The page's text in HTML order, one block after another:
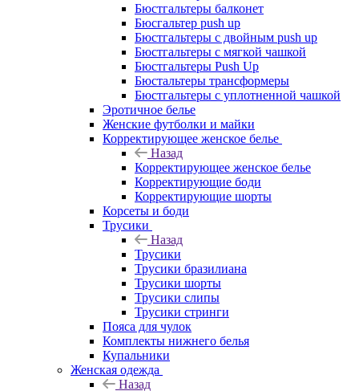
Бюстгальтеры балконет
Бюсгальтер push up
Бюстгальтеры с двойным push up
Бюстгальтеры с мягкой чашкой
Бюстгальтеры Push Up
Бюстальтеры трансформеры
Бюстгальтеры с уплотненной чашкой
Эротичное белье
Женские футболки и майки
Корректирующее женское белье
Назад
Корректирующее женское белье
Корректирующие боди
Корректирующие шорты
Корсеты и боди
Трусики
Назад
Трусики
Трусики бразилиана
Трусики шорты
Трусики слипы
Трусики стринги
Пояса для чулок
Комплекты нижнего белья
Купальники
Женская одежда
Назад